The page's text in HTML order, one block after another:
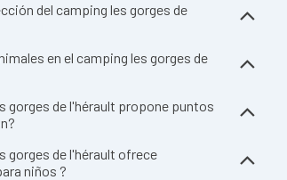
del camping les gorges de
en el camping les gorges de
gorges de l'hérault propone puntos
gorges de l'hérault ofrece
niños ?